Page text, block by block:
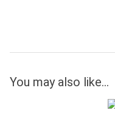
You may also like...